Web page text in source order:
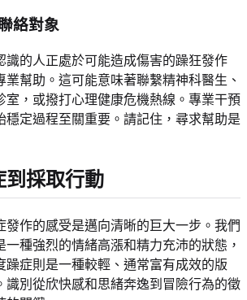
絡對象
識的人正處於可能造成傷害的躁狂發作
業幫助。這可能意味著聯繫精神科醫生、
室，或撥打心理健康危機熱線。專業干預
穩定過程至關重要。請記住，尋求幫助是
到採取行動
發作的感受是邁向清晰的巨大一步。我們
一種強烈的情緒高漲和精力充沛的狀態，
躁症則是一種較輕、通常富有成效的版
識別從欣快感和思緒奔逸到冒險行為的徵